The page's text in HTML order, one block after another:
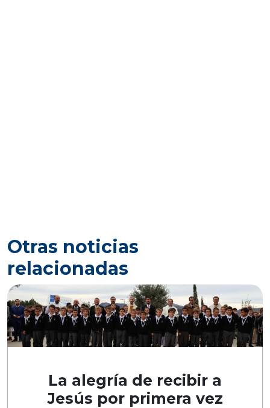
Otras noticias
relacionadas
La alegría de recibir a
Jesús por primera vez